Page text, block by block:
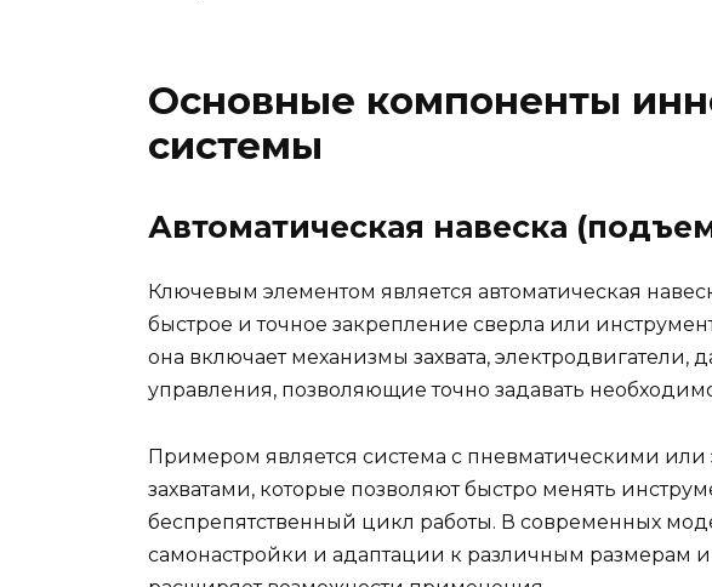
Основные компоненты
системы
Автоматическая навеска
Ключевым элементом является автоматическая
быстрое и точное закрепление сверла или
она включает механизмы захвата,
управления, позволяющие точно задавать
Примером является система с пневматическими
захватами, которые позволяют быстро менять
беспрепятственный цикл работы. В современных
самонастройки и адаптации к различным размерам и